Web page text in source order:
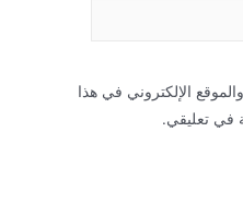
الإلكتروني في هذا
في تعليقي.